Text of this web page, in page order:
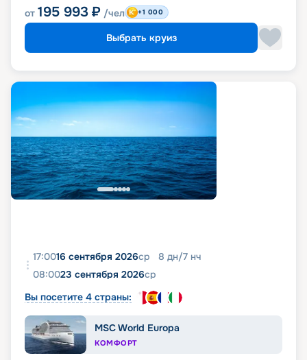
от 195 993 ₽ /чел +1 000
Выбрать круиз
17:0016 сентября 2026ср 8 дн/7 нч
08:0023 сентября 2026ср
Вы посетите 4 страны:
MSC World Europa
КОМФОРТ